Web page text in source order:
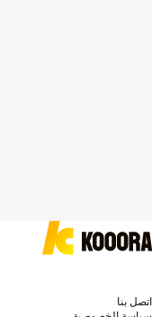
اتصل بنا